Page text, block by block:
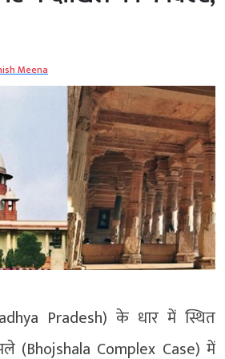
Meena
Pradesh) के धार में स्थित
(Bhojshala Complex Case) में